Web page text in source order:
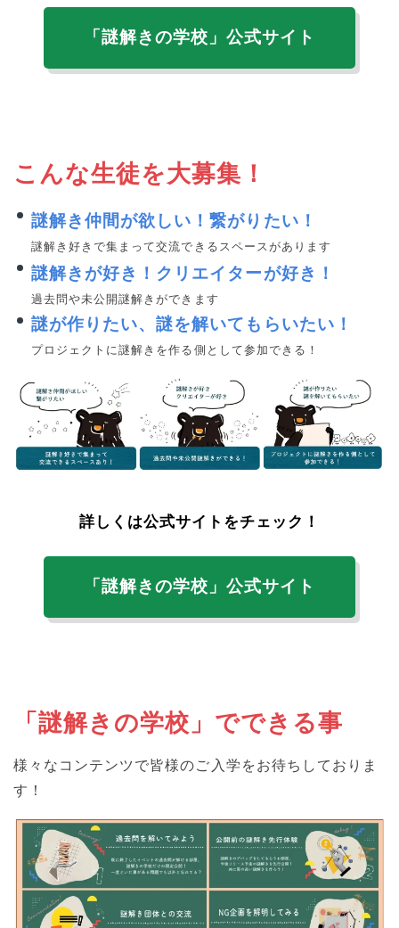
「謎解きの学校」公式サイト
こんな生徒を大募集！
謎解き仲間が欲しい！繋がりたい！
謎解き好きで集まって交流できるスペースがあります
謎解きが好き！クリエイターが好き！
過去問や未公開謎解きができます
謎が作りたい、謎を解いてもらいたい！
プロジェクトに謎解きを作る側として参加できる！
詳しくは公式サイトをチェック！
「謎解きの学校」公式サイト
「謎解きの学校」でできる事
様々なコンテンツで皆様のご入学をお待ちしておりま
す！